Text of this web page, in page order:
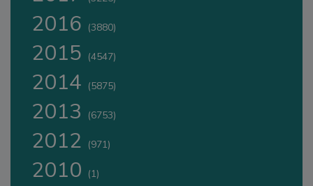
2016 (3880)
2015 (4547)
2014 (5875)
2013 (6753)
2012 (971)
2010 (1)